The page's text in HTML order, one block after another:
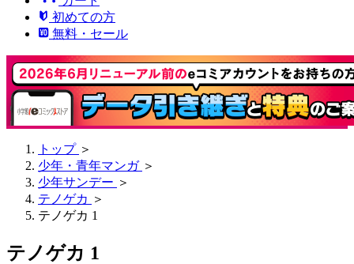
初めての方
無料・セール
トップ ＞
少年・青年マンガ ＞
少年サンデー ＞
テノゲカ ＞
テノゲカ 1
テノゲカ 1